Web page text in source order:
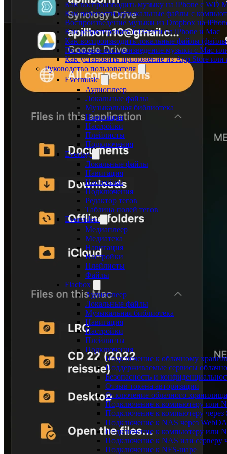
Как воспроизводить музыку на iPhone с WD
Как перенести музыкальные файлы с
Воспроизведение музыки из Dropbox на
Как редактировать ID3-теги на iPhone и Mac
Как воспроизводить локальные файлы
Потоковое воспроизведение музыки с Mac
Как установить приложение из App Store
Руководство пользователя
Evermusic
Аудиоплеер
Локальные файлы
Музыкальная библиотека
Навигация
Настройки
Плейлисты
Подключения
Evertag
Локальные файлы
Навигация
Настройки
Подключения
Редактор тегов
Таблица полей тегов
Evervideo
Медиаплеер
Медиатека
Навигация
Настройки
Плейлисты
Файлы
Flacbox
Аудиоплеер
Локальные файлы
Музыкальная библиотека
Навигация
Настройки
Плейлисты
Подключения
Подключение к облачному
Поддерживаемые сервисы
Безопасность и
Отзыв токена авторизации
Отключение облачного
Подключение к компьютеру или
Подключение к компьютеру через
Подключение к NAS через
Подключение к компьютеру или
Подключение к NAS или серверу
Подключение к NFS-шаре